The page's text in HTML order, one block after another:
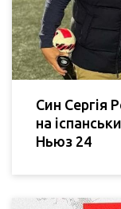
Син Сергія
на
Ньюз 24